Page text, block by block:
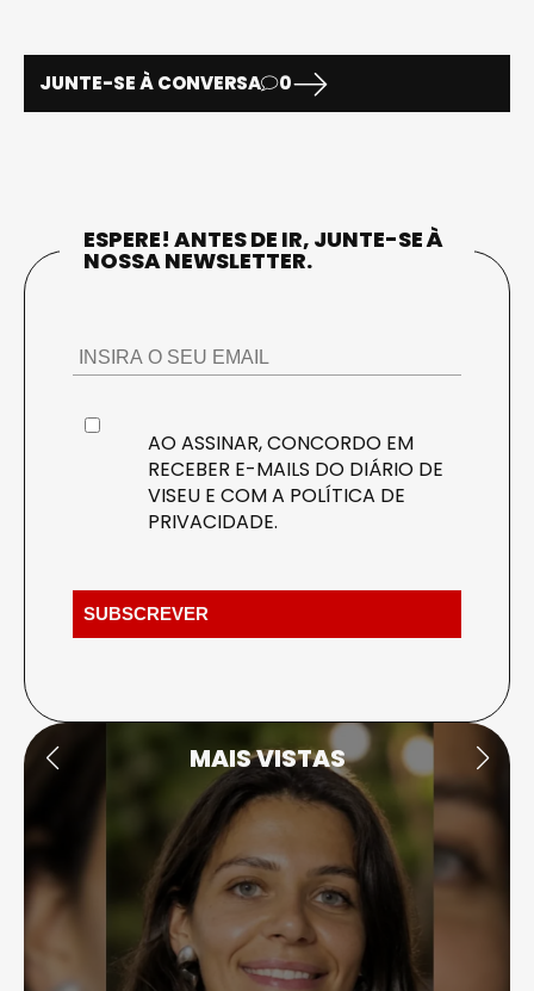
JUNTE-SE À CONVERSA 0
ESPERE! ANTES DE IR, JUNTE-SE À
NOSSA NEWSLETTER.
AO ASSINAR, CONCORDO EM
RECEBER E-MAILS DO DIÁRIO DE
VISEU E COM A POLÍTICA DE
PRIVACIDADE.
MAIS VISTAS